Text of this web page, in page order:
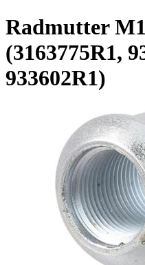
Radmutter
(3163775R1,
933602R1)